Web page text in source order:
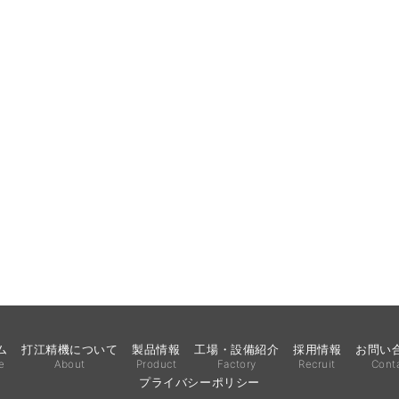
打江精機について
About
製品情報
Product
工場・設備紹介
Factory
採用情報
Recruit
お問い
プライバシーポリシー